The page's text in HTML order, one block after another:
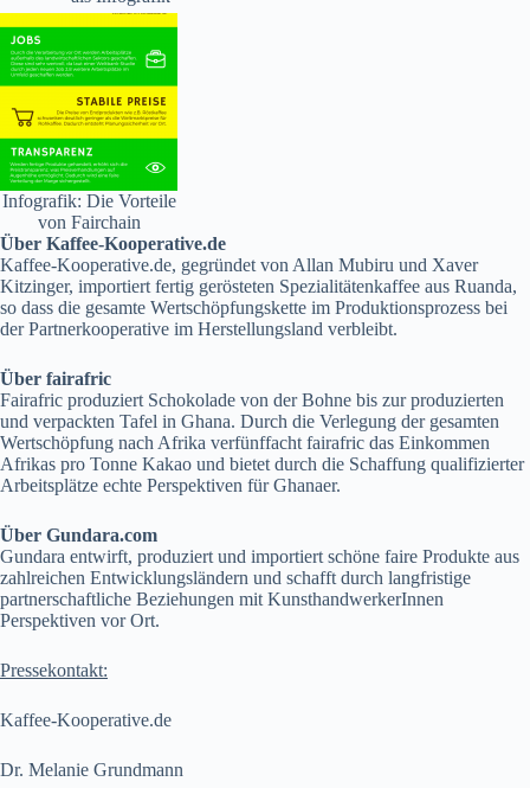
Infografik: Die Vorteile
von Fairchain
Über Kaffee-Kooperative.de
Kaffee-Kooperative.de, gegründet von Allan Mubiru und Xaver
Kitzinger, importiert fertig gerösteten Spezialitätenkaffee aus Ruanda,
so dass die gesamte Wertschöpfungskette im Produktionsprozess bei
der Partnerkooperative im Herstellungsland verbleibt.
Über fairafric
Fairafric produziert Schokolade von der Bohne bis zur produzierten
und verpackten Tafel in Ghana. Durch die Verlegung der gesamten
Wertschöpfung nach Afrika verfünffacht fairafric das Einkommen
Afrikas pro Tonne Kakao und bietet durch die Schaffung qualifizierter
Arbeitsplätze echte Perspektiven für Ghanaer.
Über Gundara.com
Gundara entwirft, produziert und importiert schöne faire Produkte aus
zahlreichen Entwicklungsländern und schafft durch langfristige
partnerschaftliche Beziehungen mit KunsthandwerkerInnen
Perspektiven vor Ort.
Pressekontakt:
Kaffee-Kooperative.de
Dr. Melanie Grundmann